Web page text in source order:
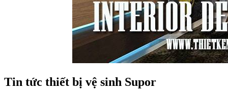
Tin tức thiết bị vệ sinh Supor